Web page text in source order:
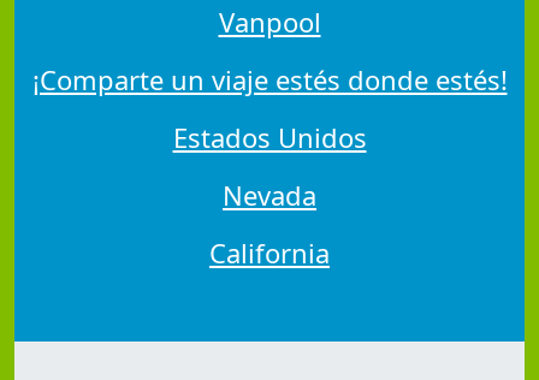
Vanpool
¡Comparte un viaje estés donde estés!
Estados Unidos
Nevada
California